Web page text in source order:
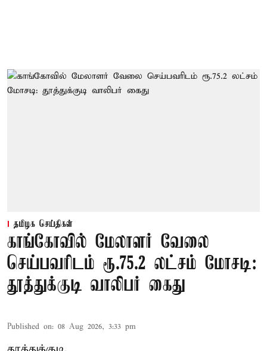
தமிழக செய்திகள்
காங்கோவில் மேலாளர் வேலை
செய்பவரிடம் ரூ.75.2 லட்சம் மோசடி:
தூத்துக்குடி வாலிபர் கைது
Published on: 08 Aug 2026, 3:33 pm